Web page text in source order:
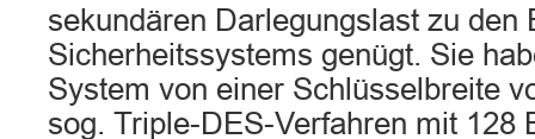
sekundären Darlegungslast zu den
Sicherheitssystems genügt. Sie
System von einer Schlüsselbreite
sog. Triple-DES-Verfahren mit 128